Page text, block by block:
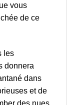
vous
de ce
les
donnera
dans
et de
des nues